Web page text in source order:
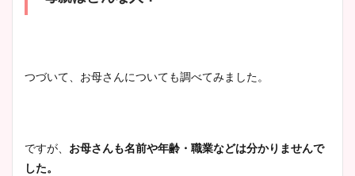
つづいて、お母さんについても調べてみました。
ですが、 お母さんも名前や年齢・職業などは分かりませんで
した。